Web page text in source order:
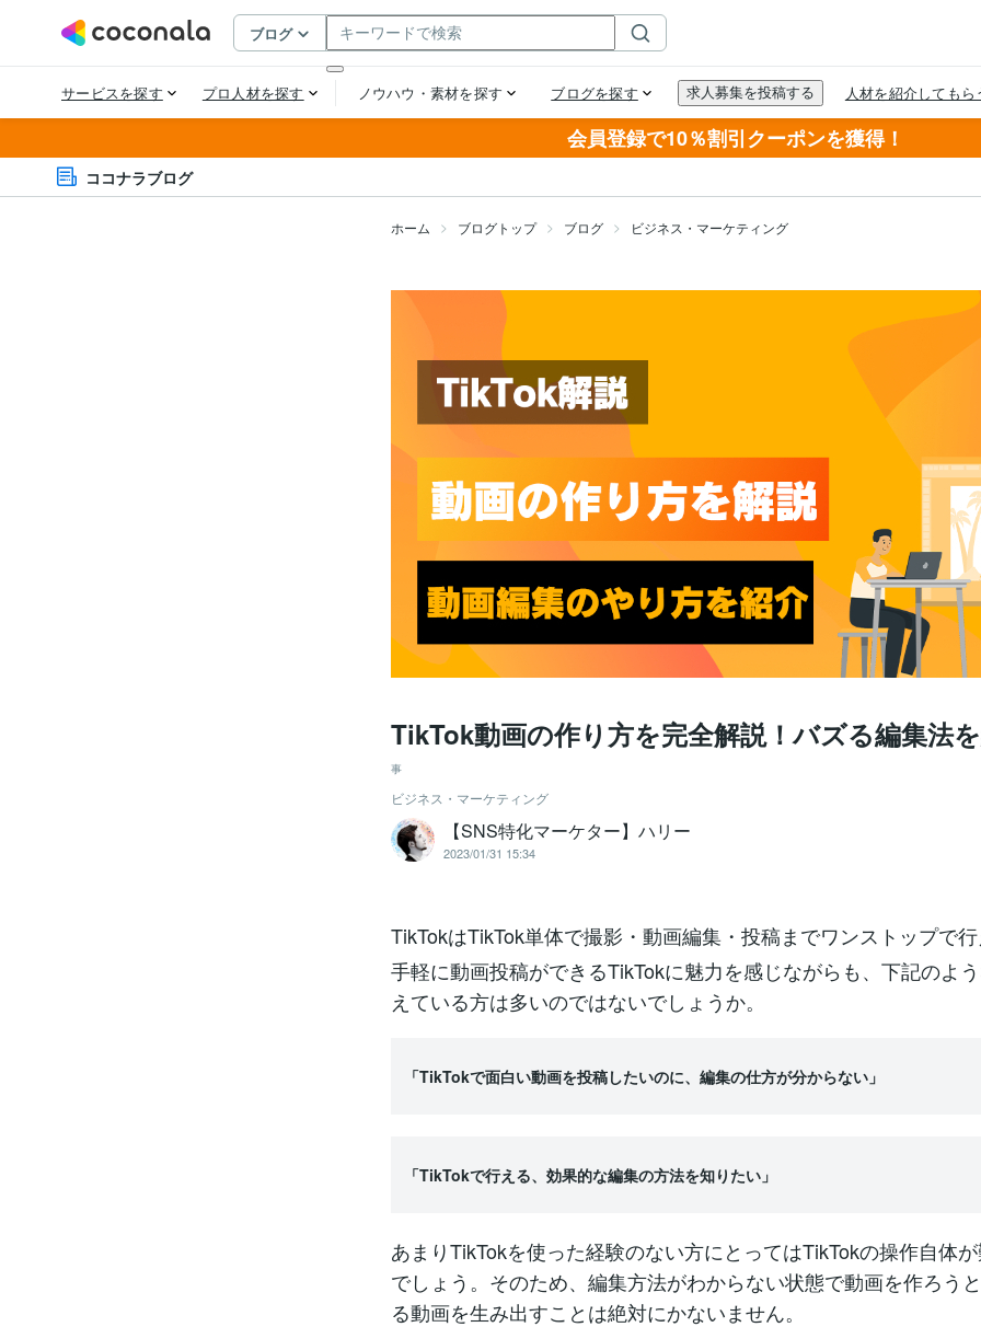
会員登録で10％割引クーポンを獲得！
ココナラブログ
ホーム ブログトップ ブログ ビジネス・マーケティング
TikTok動画の作り方を完全解説！バズる編集法
事
ビジネス・マーケティング
【SNS特化マーケター】ハリー
2023/01/31 15:34
TikTokはTikTok単体で撮影・動画編集・投稿までワンストップで行
手軽に動画投稿ができるTikTokに魅力を感じながらも、下記のよ
えている方は多いのではないでしょうか。
「TikTokで面白い動画を投稿したいのに、編集の仕方が分からない」
「TikTokで行える、効果的な編集の方法を知りたい」
あまりTikTokを使った経験のない方にとってはTikTokの操作自体
でしょう。そのため、編集方法がわからない状態で動画を作ろう
る動画を生み出すことは絶対にかないません。